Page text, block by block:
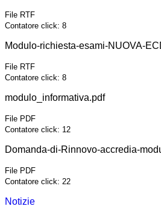
File RTF
Contatore click: 8
Modulo-richiesta-esami-NUOVA-
File RTF
Contatore click: 8
modulo_informativa.pdf
File PDF
Contatore click: 12
Domanda-di-Rinnovo-accredia-
File PDF
Contatore click: 22
Notizie